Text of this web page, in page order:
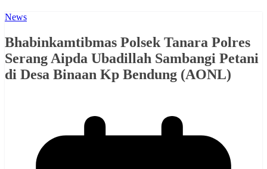
News
Bhabinkamtibmas Polsek Tanara Polres
Serang Aipda Ubadillah Sambangi Petani
di Desa Binaan Kp Bendung (AONL)